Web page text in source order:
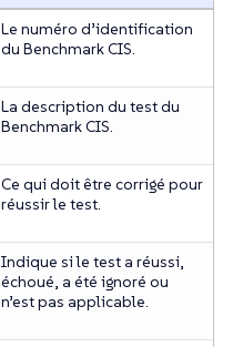
Le numéro d’identification
du Benchmark CIS.
La description du test du
Benchmark CIS.
Ce qui doit être corrigé pour
réussir le test.
Indique si le test a réussi,
échoué, a été ignoré ou
n’est pas applicable.